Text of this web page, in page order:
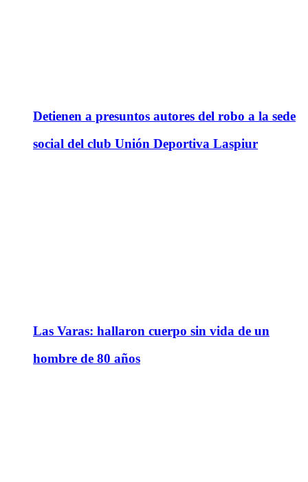
Detienen a presuntos autores del robo a la sede
social del club Unión Deportiva Laspiur
Las Varas: hallaron cuerpo sin vida de un
hombre de 80 años